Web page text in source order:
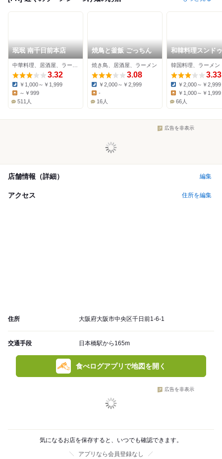
珉珉 南千日前本店
3.32
Dinner:
￥1,000～￥1,999
～￥999
511人
焼鳥と釜飯 ごっちん
焼き鳥、居酒屋、ラーメン
3.08
Dinner:
￥2,000～￥2,999
Lunch:
-
16人
和韓料理スンド
門店じゅろく な
別邸
韓国料理、ラーメン
3.33
Dinner:
￥2,000～￥2,999
Lunch:
￥1,000～￥1,999
66人
広告を非表示
店舗情報（詳細） 編集
アクセス 住所を編集
住所 大阪府大阪市中央区千日前1-6-1
交通手段 日本橋駅から165m
食べログアプリで地図を開く
広告を非表示
気になるお店を保存すると、いつでも確認できます。
アプリなら会員登録なし